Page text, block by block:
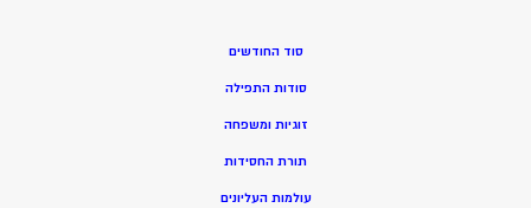
סוד החודשים
סודות התפילה
זוגיות ומשפחה
תורת החסידות
עולמות העליונים